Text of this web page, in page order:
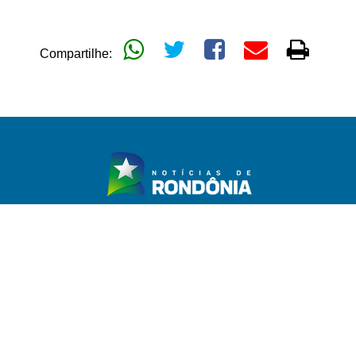
Compartilhe: